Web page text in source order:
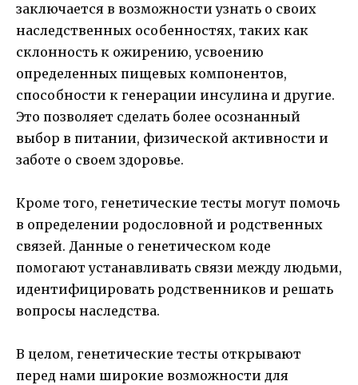
заключается в возможности узнать о своих
наследственных особенностях, таких как
склонность к ожирению, усвоению
определенных пищевых компонентов,
способности к генерации инсулина и другие.
Это позволяет сделать более осознанный
выбор в питании, физической активности и
заботе о своем здоровье.
Кроме того, генетические тесты могут помочь
в определении родословной и родственных
связей. Данные о генетическом коде
помогают устанавливать связи между людьми,
идентифицировать родственников и решать
вопросы наследства.
В целом, генетические тесты открывают
перед нами широкие возможности для